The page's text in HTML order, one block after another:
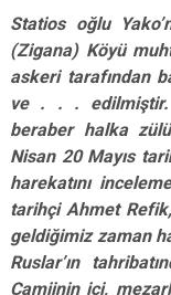
Statios oğlu
(Zigana) Köyü
askeri tarafından
ve . . . edilmiştir.
beraber halka
Nisan 20 Mayıs
harekatını
tarihçi Ahmet
geldiğimiz zaman
Ruslar’ın
Camiinin içi,